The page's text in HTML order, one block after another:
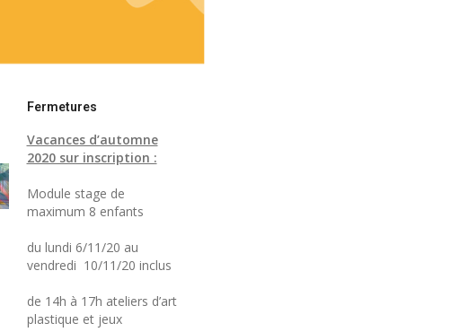
Fermetures
Vacances d’automne
2020 sur inscription :
Module stage de
maximum 8 enfants
du lundi 6/11/20 au
vendredi 10/11/20 inclus
de 14h à 17h ateliers d’art
plastique et jeux